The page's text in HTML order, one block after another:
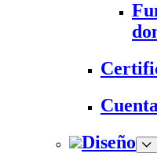
Diseño